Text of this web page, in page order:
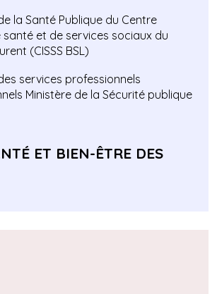
la Santé Publique du Centre
santé et de services sociaux du
(CISSS BSL)
services professionnels
Ministère de la Sécurité publique
ET BIEN-ÊTRE DES